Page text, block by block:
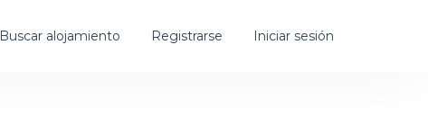
Buscar alojamiento Registrarse Iniciar sesión